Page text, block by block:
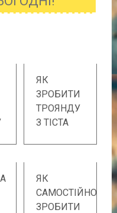
ЯК
ЗРОБИТИ
ТРОЯНДУ
З ТІСТА
ЯК
САМОСТІЙНО
ЗРОБИТИ